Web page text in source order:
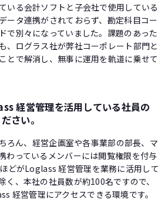
いる会計ソフトと子会社で使用している
ータ連携がされておらず、勘定科目コー
で別々になっていました。課題のあった
、ログラス社が弊社コーポレート部門と
とで解消し、無事に運用を軌道に乗せて
経営管理を活用している社員の
さい。
ろん、経営企画室や各事業部の部長、マ
わっているメンバーには閲覧権限を付与
どがLoglass 経営管理を業務に活用して
く、本社の社員数が約100名ですので、
経営管理にアクセスできる環境です。